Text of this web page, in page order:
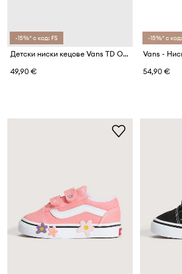
-15%* с код: FS
Детски ниски кецове Vans TD Old Skool V
49,90 €
-15%* с
Vans -
54,90 €